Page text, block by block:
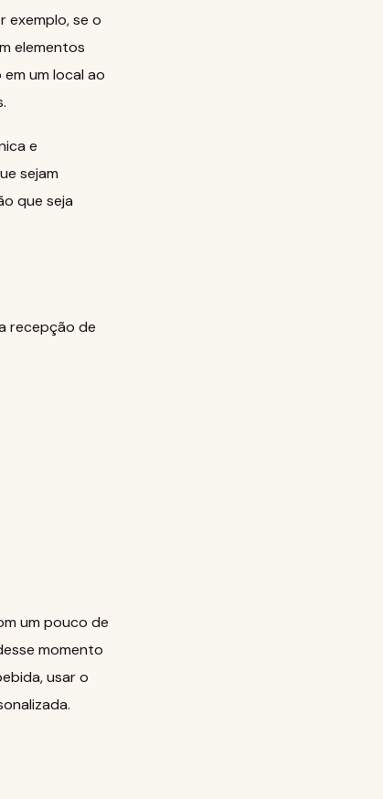
exemplo, se o
elementos
um local ao
e
sejam
que seja
recepção de
um pouco de
momento
usar o